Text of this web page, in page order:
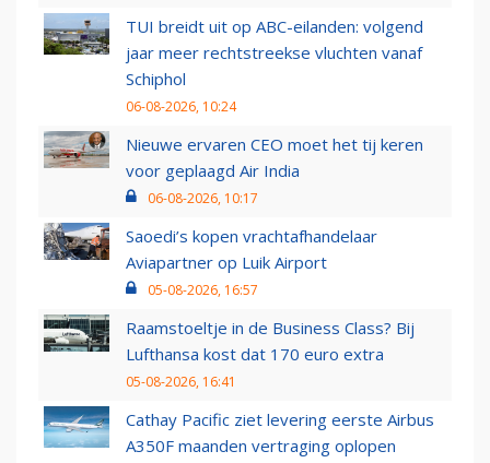
TUI breidt uit op ABC-eilanden: volgend
jaar meer rechtstreekse vluchten vanaf
Schiphol
06-08-2026, 10:24
Nieuwe ervaren CEO moet het tij keren
voor geplaagd Air India
06-08-2026, 10:17
Saoedi’s kopen vrachtafhandelaar
Aviapartner op Luik Airport
05-08-2026, 16:57
Raamstoeltje in de Business Class? Bij
Lufthansa kost dat 170 euro extra
05-08-2026, 16:41
Cathay Pacific ziet levering eerste Airbus
A350F maanden vertraging oplopen